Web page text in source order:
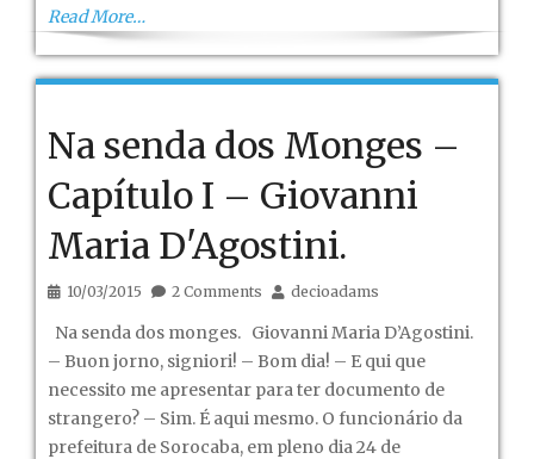
Read More…
Na senda dos Monges –
Capítulo I – Giovanni
Maria D'Agostini.
10/03/2015 2 Comments decioadams
Na senda dos monges. Giovanni Maria D’Agostini.
– Buon jorno, signiori! – Bom dia! – E qui que
necessito me apresentar para ter documento de
strangero? – Sim. É aqui mesmo. O funcionário da
prefeitura de Sorocaba, em pleno dia 24 de